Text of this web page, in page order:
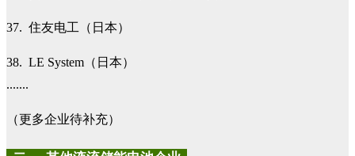
37. 住友电工（日本）
38. LE System（日本）
.......
（更多企业待补充）